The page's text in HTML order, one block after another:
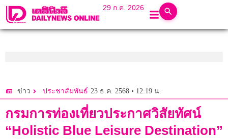
29 ก.ค. 2026
ข่าว ประชาสัมพันธ์ 23 ธ.ค. 2568 • 12:19 น.
กรมการท่องเที่ยวประกาศวิสัยทัศน์
“Holistic Blue Leisure Destination”